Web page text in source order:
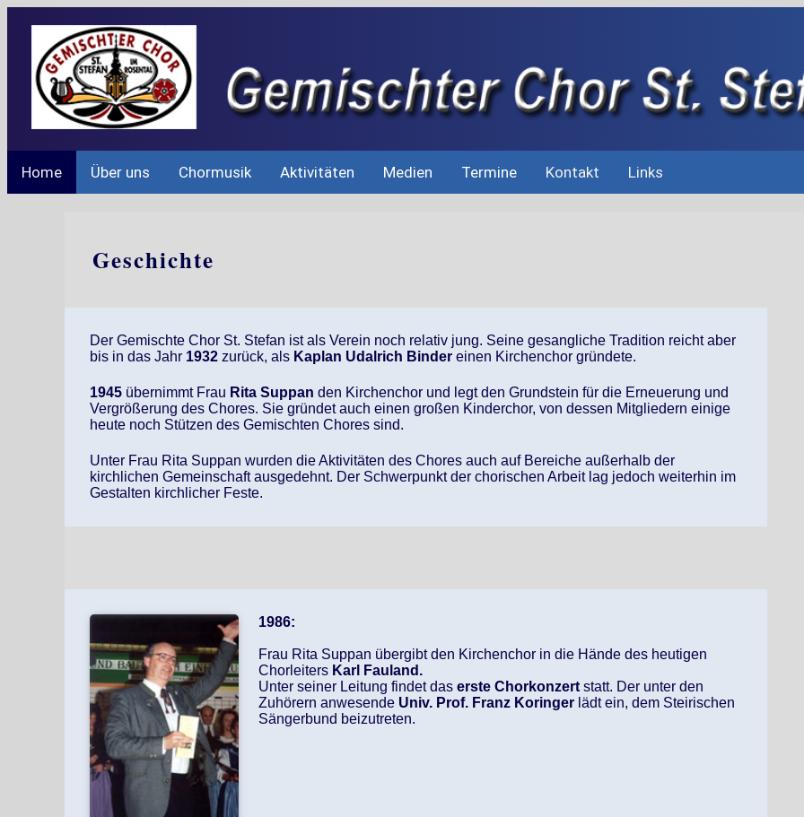
Home Über uns Chormusik Aktivitäten Medien Termine Kontakt Links
Geschichte
Der Gemischte Chor St. Stefan ist als Verein noch relativ jung. Seine gesangliche Tradition reicht aber
bis in das Jahr 1932 zurück, als Kaplan Udalrich Binder einen Kirchenchor gründete.
1945 übernimmt Frau Rita Suppan den Kirchenchor und legt den Grundstein für die Erneuerung und
Vergrößerung des Chores. Sie gründet auch einen großen Kinderchor, von dessen Mitgliedern einige
heute noch Stützen des Gemischten Chores sind.
Unter Frau Rita Suppan wurden die Aktivitäten des Chores auch auf Bereiche außerhalb der
kirchlichen Gemeinschaft ausgedehnt. Der Schwerpunkt der chorischen Arbeit lag jedoch weiterhin im
Gestalten kirchlicher Feste.
1986:
Frau Rita Suppan übergibt den Kirchenchor in die Hände des heutigen
Chorleiters Karl Fauland.
Unter seiner Leitung findet das erste Chorkonzert statt. Der unter den
Zuhörern anwesende Univ. Prof. Franz Koringer lädt ein, dem Steirischen
Sängerbund beizutreten.